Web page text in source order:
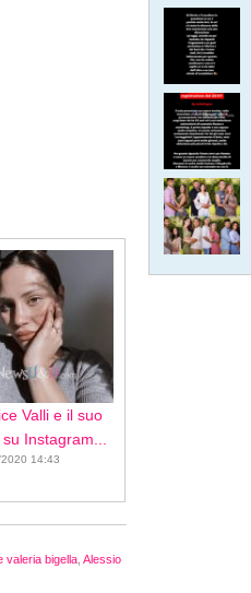
Valli e il suo
Instagram...
14:43
valeria bigella Alessio